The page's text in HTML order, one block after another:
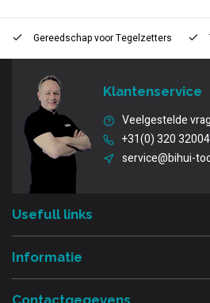
Gereedschap voorTegelzetters
Klantenservice
Veelgestelde
+31(0) 320
service@bihui-
Usefull links
Informatie
Contactgegevens